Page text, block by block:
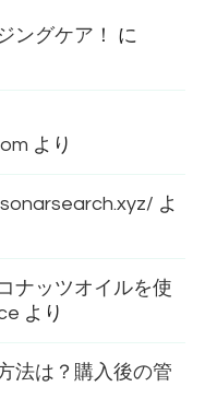
ングケア！
に
より
よ
ナッツオイルを使
より
法は？購入後の管